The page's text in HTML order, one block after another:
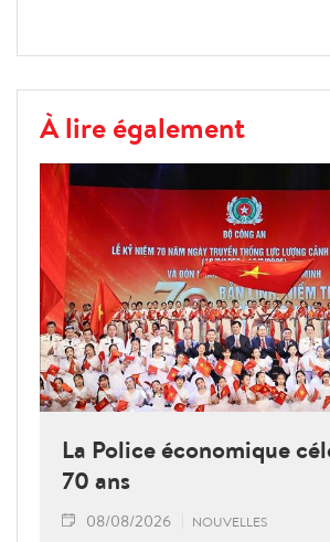
À lire également
La Police économique
70 ans
08/08/2026 NOUVELLES